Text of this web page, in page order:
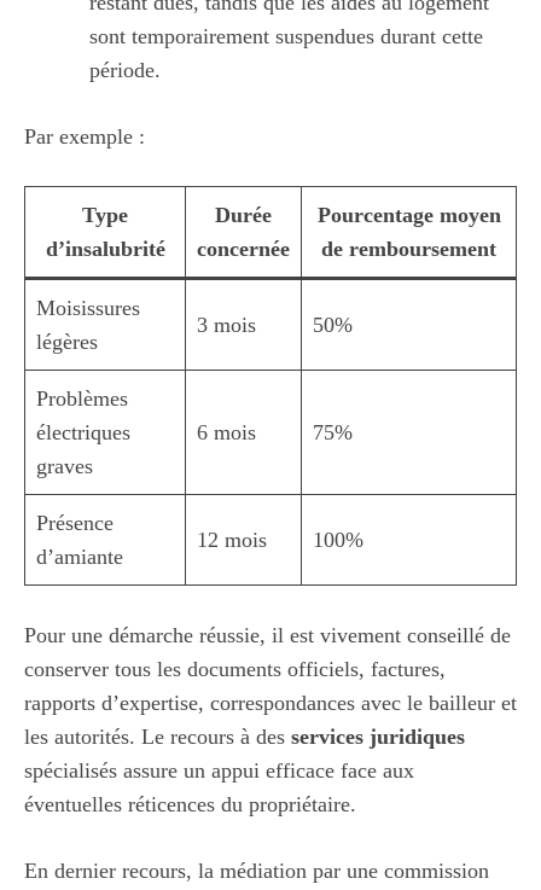
sont temporairement suspendues durant cette
période.
Par exemple :
Type
d’insalubrité
Durée
concernée
Pourcentage moyen
de remboursement
Moisissures
légères
3 mois 50%
Problèmes
électriques
graves
6 mois 75%
Présence
d’amiante
12 mois 100%
Pour une démarche réussie, il est vivement conseillé de
conserver tous les documents officiels, factures,
rapports d’expertise, correspondances avec le bailleur et
les autorités. Le recours à des services juridiques
spécialisés assure un appui efficace face aux
éventuelles réticences du propriétaire.
En dernier recours, la médiation par une commission